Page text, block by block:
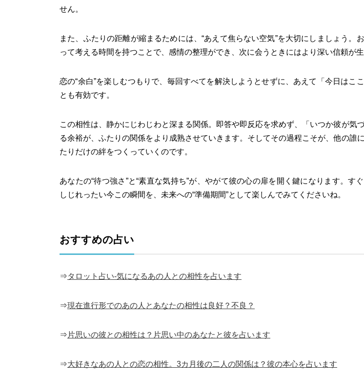
せん。
また、ふたりの距離が縮まるためには、“あえて焦らない空気”を大切にしましょう。
って考える時間を持つことで、感情の整理ができ、次に会うときにはより深い信頼が生
恋の“余白”を楽しむつもりで、毎回すべてを解決しようとせずに、あえて「今日はこ
とも有効です。
この相性は、静かにじわじわと深まる関係。即答や即反応を求めず、「いつか彼が気
る余裕が、ふたりの関係をより成熟させていきます。そしてその過程こそが、他の誰
たりだけの絆をつくっていくのです。
あなたの“待つ強さ”と“素直な気持ち”が、やがて彼の心の扉を開く鍵になります。す
しじれったい今この瞬間を、未来への“準備期間”として楽しんでみてくださいね。
おすすめの占い
⇒タロット占い-気になるあの人との相性を占います
⇒現在進行形でのあの人とあなたの相性は良好？不良？
⇒ 片思いの彼との相性は？片思い中のあなたと彼を占います
⇒大好きなあの人との恋の相性。3カ月後の二人の関係は？彼の本心を占います